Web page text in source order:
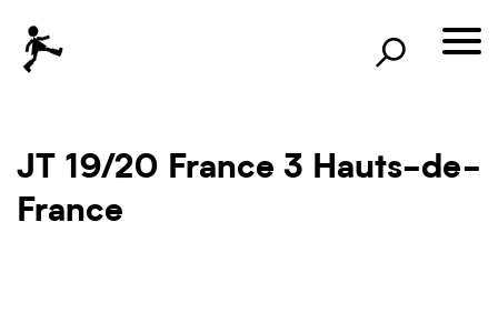
Rechercher ×
JT 19/20 France 3 Hauts-de-
France